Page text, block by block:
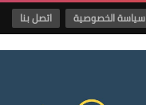
سياسة الخصوصية اتصل بنا